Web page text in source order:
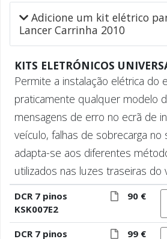
Adicione um kit elétrico
Lancer Carrinha 2010
KITS ELETRÓNICOS
Permite a instalação elétrica do
praticamente qualquer modelo
mensagens de erro no ecrã de
veículo, falhas de sobrecarga
adapta-se aos diferentes
utilizados nas luzes traseiras do
DCR 7 pinos
KSK007E2
90 €
DCR 7 pinos
99 €